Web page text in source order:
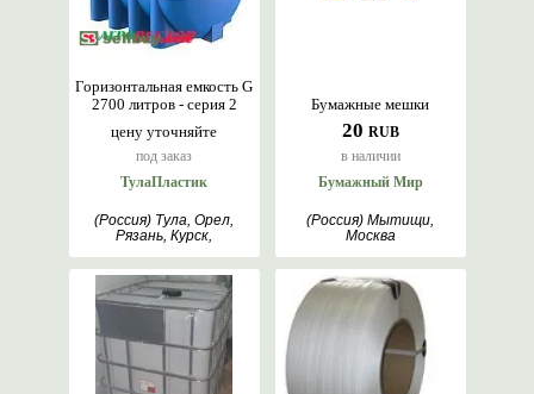
цену уточняйте
под заказ
Горизонтальная емкость G
2700 литров - серия 2
ТулаПластик
(Россия) Тула, Орел,
Рязань, Курск,
Липецк, Мытищи
20 RUB
в наличии
Бумажные мешки
Бумажный Мир
(Россия) Мытищи,
Москва